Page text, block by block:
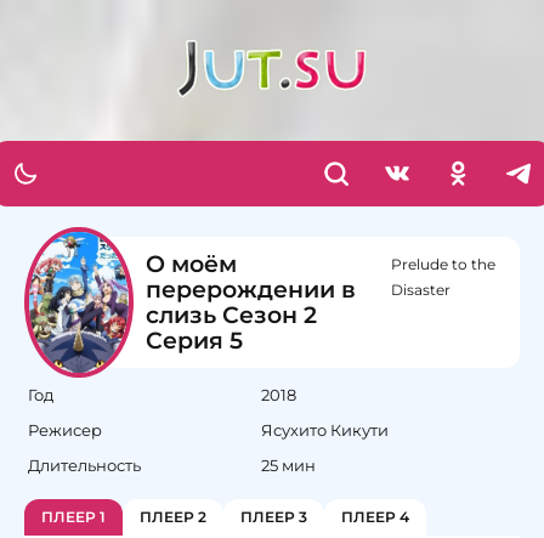
О моём
перерождении в
слизь Сезон 2
Серия 5
Prelude to the
Disaster
Год
2018
Режисер
Ясухито Кикути
Длительность
25 мин
ПЛЕЕР 1 ПЛЕЕР 2 ПЛЕЕР 3 ПЛЕЕР 4